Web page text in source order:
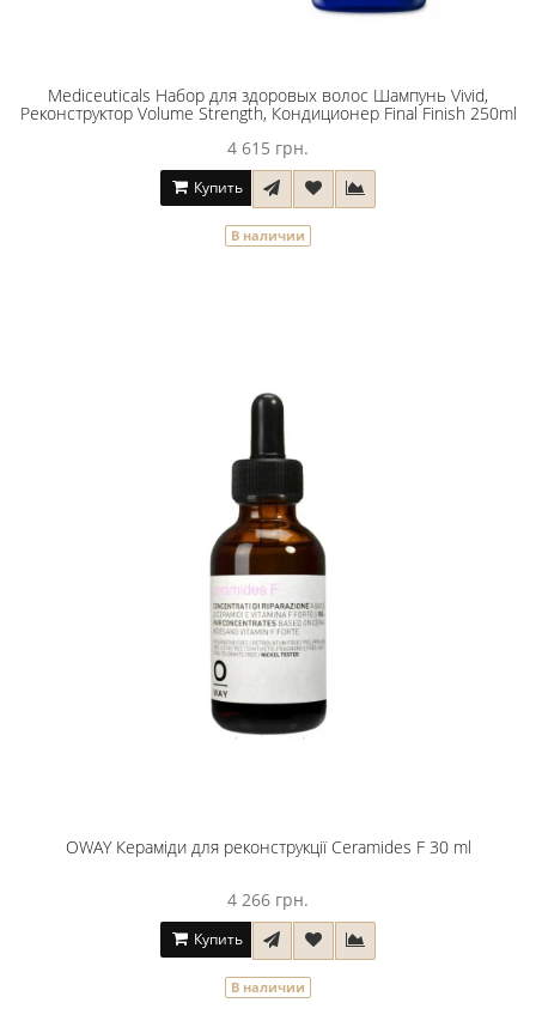
Mediceuticals Набор для здоровых волос Шампунь Vivid,
Реконструктор Volume Strength, Кондиционер Final Finish 250ml
4 615 грн.
Купить
В наличии
OWAY Кераміди для реконструкції Ceramides F 30 ml
4 266 грн.
Купить
В наличии